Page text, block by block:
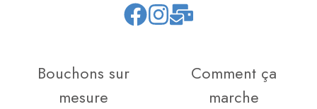
JoinBrowse
GitHub
projects
Bouchons sur
mesure
Comment ça
marche